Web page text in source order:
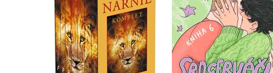
C. S. Lewis Alice Oseman